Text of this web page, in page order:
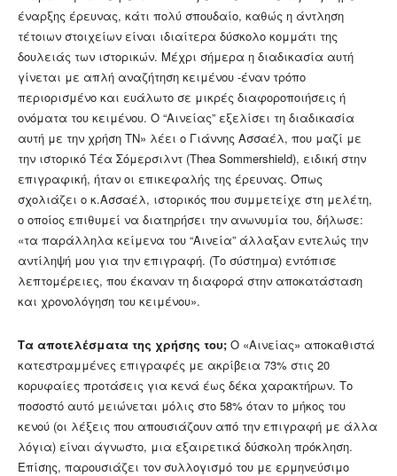
έναρξης έρευνας, κάτι πολύ σπουδαίο, καθώς η άντληση
τέτοιων στοιχείων είναι ιδιαίτερα δύσκολο κομμάτι της
δουλειάς των ιστορικών. Μέχρι σήμερα η διαδικασία αυτή
γίνεται με απλή αναζήτηση κειμένου -έναν τρόπο
περιορισμένο και ευάλωτο σε μικρές διαφοροποιήσεις ή
ονόματα του κειμένου. Ο “Αινείας” εξελίσει τη διαδικασία
αυτή με την χρήση ΤΝ» λέει ο Γιάννης Ασσαέλ, που μαζί με
την ιστορικό Τέα Σόμερσιλντ (Thea Sommershield), ειδική στην
επιγραφική, ήταν οι επικεφαλής της έρευνας. Όπως
σχολιάζει ο κ.Ασσαέλ, ιστορικός που συμμετείχε στη μελέτη,
ο οποίος επιθυμεί να διατηρήσει την ανωνυμία του, δήλωσε:
«τα παράλληλα κείμενα του “Αινεία” άλλαξαν εντελώς την
αντίληψή μου για την επιγραφή. (Το σύστημα) εντόπισε
λεπτομέρειες, που έκαναν τη διαφορά στην αποκατάσταση
και χρονολόγηση του κειμένου».
Τα αποτελέσματα της χρήσης του; Ο «Αινείας» αποκαθιστά
κατεστραμμένες επιγραφές με ακρίβεια 73% στις 20
κορυφαίες προτάσεις για κενά έως δέκα χαρακτήρων. Το
ποσοστό αυτό μειώνεται μόλις στο 58% όταν το μήκος του
κενού (οι λέξεις που απουσιάζουν από την επιγραφή με άλλα
λόγια) είναι άγνωστο, μια εξαιρετικά δύσκολη πρόκληση.
Επίσης, παρουσιάζει τον συλλογισμό του με ερμηνεύσιμο